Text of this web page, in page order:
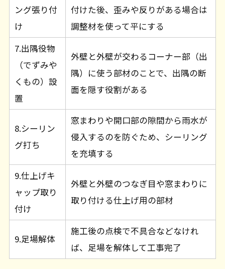
ング張り付
け
付けた後、歪みや反りがある場合は
調整材を使って平にする
7.出隅役物
（でずみや
くもの）設
置
外壁と外壁が交わるコーナー部（出
隅）に使う部材のことで、出隅の断
面を隠す役割がある
8.シーリン
グ打ち
窓まわりや開口部の隙間から雨水が
侵入するのを防ぐため、シーリング
を充填する
9.仕上げキ
ャップ取り
付け
外壁と外壁のつなぎ目や窓まわりに
取り付ける仕上げ用の部材
9.足場解体
施工後の点検で不具合などなけれ
ば、足場を解体して工事完了